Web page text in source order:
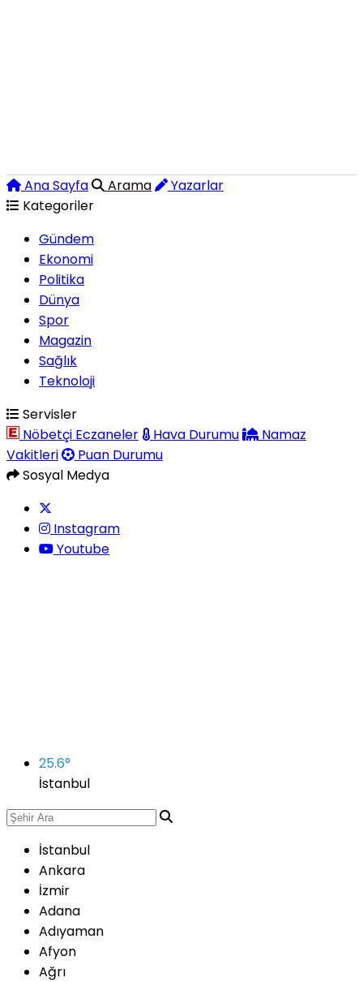
Ana Sayfa Arama
Yazarlar
Kategoriler
Gündem
Ekonomi
Politika
Dünya
Spor
Magazin
Sağlık
Teknoloji
Servisler
Nöbetçi Eczaneler
Hava Durumu
Namaz
Vakitleri
Puan Durumu
Sosyal Medya
Instagram
Youtube
25.6°
İstanbul
İstanbul
Ankara
İzmir
Adana
Adıyaman
Afyon
Ağrı